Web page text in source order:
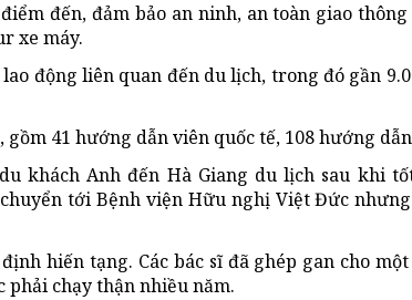
đến, đảm bảo an ninh, an toàn giao
xe máy.
động liên quan đến du lịch, trong đó gần
gồm 41 hướng dẫn viên quốc tế, 108 hướng
khách Anh đến Hà Giang du lịch sau khi
tới Bệnh viện Hữu nghị Việt Đức
hiến tạng. Các bác sĩ đã ghép gan cho
phải chạy thận nhiều năm.